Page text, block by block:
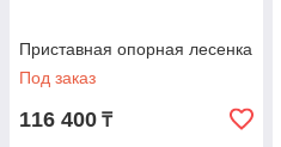
Приставная опорная лесенка
Под заказ
116 400 ₸